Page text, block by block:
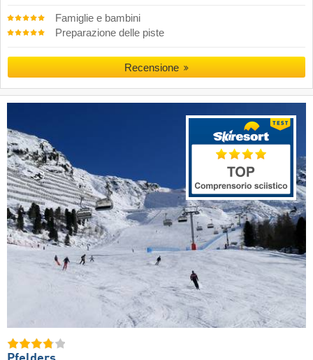
Famiglie e bambini
Preparazione delle piste
Recensione